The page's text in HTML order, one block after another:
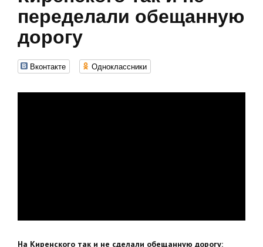
переделали обещанную
дорогу
Вконтакте Одноклассники
На Киренского так и не сделали обещанную дорогу: